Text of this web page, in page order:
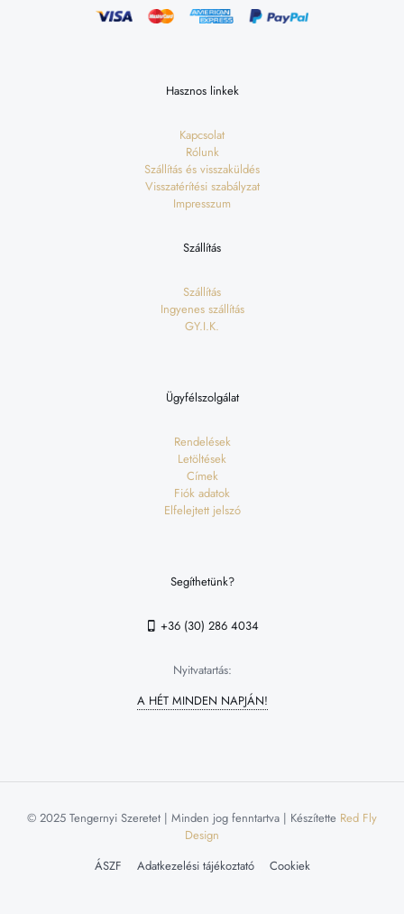
Hasznos linkek
Kapcsolat
Rólunk
Szállítás és visszaküldés
Visszatérítési szabályzat
Impresszum
Szállítás
Szállítás
Ingyenes szállítás
GY.I.K.
Ügyfélszolgálat
Rendelések
Letöltések
Címek
Fiók adatok
Elfelejtett jelszó
Segíthetünk?
+36 (30) 286 4034
Nyitvatartás:
A HÉT MINDEN NAPJÁN!
© 2025 Tengernyi Szeretet | Minden jog fenntartva | Készítette Red Fly
Design
ÁSZF
Adatkezelési tájékoztató Cookiek